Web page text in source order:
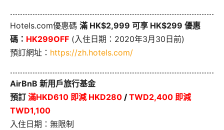
Hotels.com優惠碼 滿 HK$2,999 可享 HK$299 優惠
碼： HK299OFF (入住日期：2020年3月30日前)
預訂網址： https://zh.hotels.com/
AirBnB 新用戶旅行基金
預訂 滿HKD610 即減 HKD280 / TWD2,400 即減
TWD1,100
入住日期：無限制